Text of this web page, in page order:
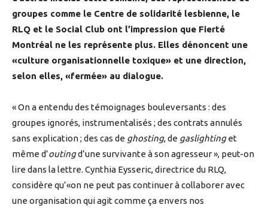
groupes comme le Centre de solidarité lesbienne, le
RLQ et le Social Club ont l’impression que Fierté
Montréal ne les représente plus. Elles dénoncent une
«culture organisationnelle toxique» et une direction,
selon elles, «fermée» au dialogue.
« On a entendu des témoignages bouleversants : des
groupes ignorés, instrumentalisés ; des contrats annulés
sans explication ; des cas de ghosting, de gaslightinget
même d’outingd’une survivante à son agresseur », peut-on
lire dans la lettre. Cynthia Eysseric, directrice du RLQ,
considère qu’«on ne peut pas continuer à collaborer avec
une organisation qui agit comme ça envers nos